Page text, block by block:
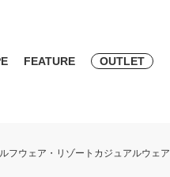
FEATURE OUTLET
フウェア・リゾートカジュアルウェア